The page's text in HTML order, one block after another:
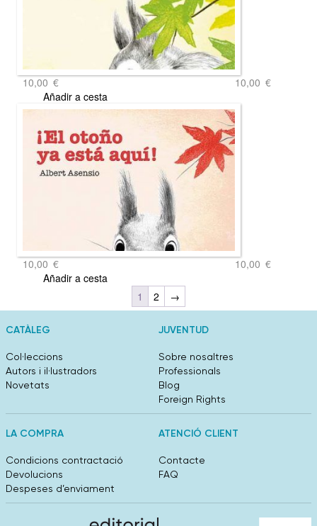
10,00 € 10,00 €
Añadir a cesta
10,00 € 10,00 €
Añadir a cesta
1
2 →
CATÀLEG
Col·leccions
Autors i il·lustradors
Novetats
JUVENTUD
Sobre nosaltres
Professionals
Blog
Foreign Rights
LA COMPRA
Condicions contractació
Devolucions
Despeses d’enviament
ATENCIÓ CLIENT
Contacte
FAQ